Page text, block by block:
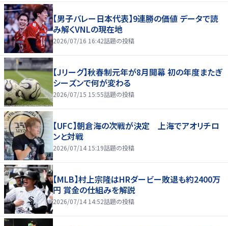
【男子バレー日本代表】9連勝の価値 データで読
み解くVNLの現在地
2026/07/16 16:42話題の投稿
【Jリーグ】秋春制元年が8月開幕 初の年度またぎ
シーズンで何が変わる
2026/07/15 15:55話題の投稿
【UFC】朝倉海の次戦が決定 上海でアオリチロ
ンと対戦
2026/07/14 15:19話題の投稿
【MLB】村上宗隆はHRダービー敗退も約2400万
円 賞金の仕組みを解説
2026/07/14 14:52話題の投稿